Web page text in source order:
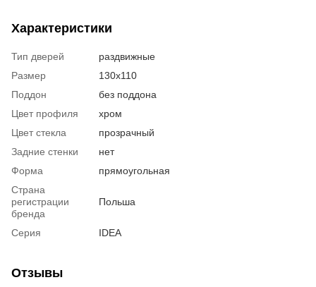
Характеристики
Тип дверей
раздвижные
Размер
130x110
Поддон
без поддона
Цвет профиля
хром
Цвет стекла
прозрачный
Задние стенки
нет
Форма
прямоугольная
Страна
регистрации
бренда
Польша
Серия IDEA
Отзывы